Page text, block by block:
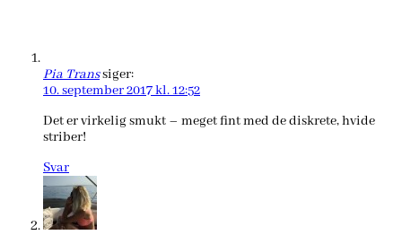
Pia Transsiger:
10. september 2017 kl. 12:52
Det er virkelig smukt – meget fint med de diskrete, hvide
striber!
Svar